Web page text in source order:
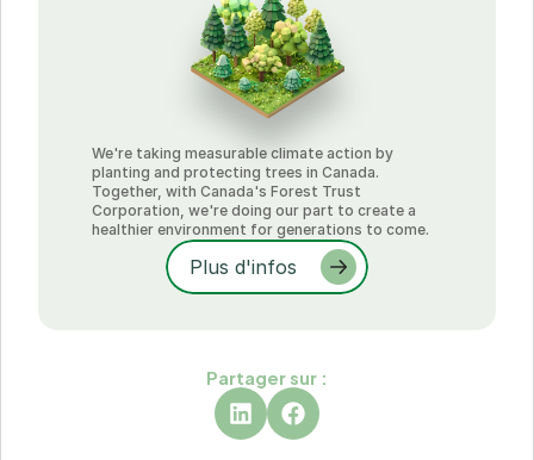
We're taking measurable climate action by
planting and protecting trees in Canada.
Together, with Canada's Forest Trust
Corporation, we're doing our part to create a
healthier environment for generations to come.
Plus d'infos
Partager sur :